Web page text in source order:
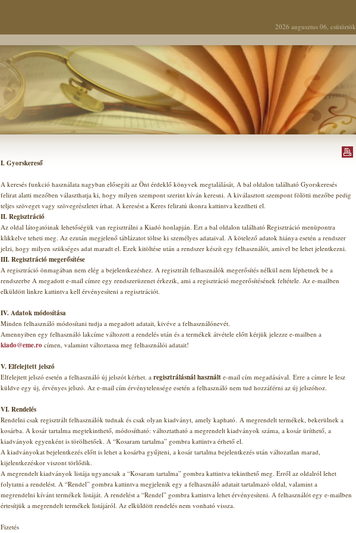
2026 augusztus 06, csütörtök
I. Gyorskereső
A keresés funkció használata nagyban elősegíti az Önt érdeklő könyvek megtalálását, A bal oldalon található Gyorskeresés
felirat alatti mezőben választhatja ki, hogy milyen szempont szerint kíván keresni. A kiválasztott szempont fölötti mezőbe pedig
teljes szöveget vagy szövegrészletet írhat. A keresést a Keres feliratú ikonra kattintva kezdheti el.
II. Regisztráció
Az oldal látogatóinak lehetőségük van regisztrálni a Kiadó honlapján. Ezt a bal oldalon található Regisztráció menüpontra
klikkelve teheti meg. Az ezután megjelenő táblázatot töltse ki személyes adataival. A kötelező adatok hiánya esetén a rendszer
jelzi, hogy milyen szükséges adat maradt el. Ezek kitöltése után a rendszer készít egy felhasználót, amivel be lehet jelentkezni.
III. Regisztráció megerősítése
A regisztráció önmagában nem elég a bejelentkezéshez. A regisztrált felhasználók megerősítés nélkül nem léphetnek be a
rendszerbe A megadott e-mail címre egy rendszerüzenet érkezik, ami a regisztráció megerősítésének feltétele. Az e-mailben
elküldött linkre kattintva kell érvényesíteni a regisztrációt.
IV. Adatok módosítása
Minden felhasználó módosítani tudja a megadott adatait, kivéve a felhasználónevét.
Amennyiben egy felhasználó lakcíme változott a rendelés után és a termékek átvétele előtt kérjük jelezze e-mailben a
kiado@eme.rocímen, valamint változtassa meg felhasználói adatait!
V. Elfelejtett jelszó
Elfelejtett jelszó esetén a felhasználó új jelszót kérhet. a regisztrálásnál használte-mail cím megadásával. Erre a címre le lesz
küldve egy új, érvényes jelszó. Az e-mail cím érvénytelensége esetén a felhasználó nem tud hozzáférni az új jelszóhoz.
VI. Rendelés
Rendelni csak regisztrált felhasználók tudnak és csak olyan kiadványt, amely kapható. A megrendelt termékek, bekerülnek a
kosárba. A kosár tartalma megtekinthető, módosítható: változtatható a megrendelt kiadványok száma, a kosár üríthető, a
kiadványok egyenként is törölhetőek. A “Kosaram tartalma” gombra kattintva érhető el.
A kiadványokat bejelentkezés előtt is lehet a kosárba gyűjteni, a kosár tartalma bejelentkezés után változatlan marad,
kijelentkezéskor viszont törlődik.
A megrendelt kiadványok listája ugyancsak a “Kosaram tartalma” gombra kattintva tekinthető meg. Erről az oldalról lehet
folytatni a rendelést. A “Rendel” gombra kattintva megjelenik egy a felhasználó adatait tartalmazó oldal, valamint a
megrendelni kívánt termékek listáját. A rendelést a “Rendel” gombra kattintva lehet érvényesíteni. A felhasználót egy e-mailben
értesítjük a megrendelt termékek listájáról. Az elküldött rendelés nem vonható vissza.
Fizetés